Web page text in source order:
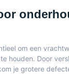
om een
houden. Door
je grotere